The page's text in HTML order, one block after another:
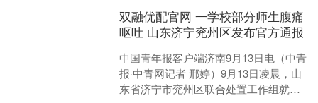
双融优配官网 一学校部分师生腹痛
呕吐 山东济宁兖州区发布官方通报
中国青年报客户端济南9月13日电（中青
报·中青网记者 邢婷）9月13日凌晨，山
东省济宁市兖州区联合处置工作组就该